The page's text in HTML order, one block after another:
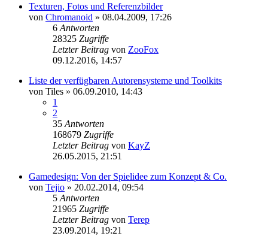
Texturen, Fotos und Referenzbilder
von Chromanoid » 08.04.2009, 17:26
6 Antworten
28325 Zugriffe
Letzter Beitrag von ZooFox
09.12.2016, 14:57
Liste der verfügbaren Autorensysteme und Toolkits
von Tiles » 06.09.2010, 14:43
1
2
35 Antworten
168679 Zugriffe
Letzter Beitrag von KayZ
26.05.2015, 21:51
Gamedesign: Von der Spielidee zum Konzept & Co.
von Tejio » 20.02.2014, 09:54
5 Antworten
21965 Zugriffe
Letzter Beitrag von Terep
23.09.2014, 19:21